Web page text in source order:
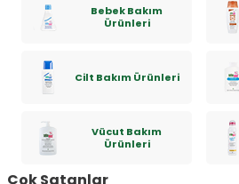
Bebek Bakım
Ürünleri
Cilt Bakım Ürünleri
Vücut Bakım
Ürünleri